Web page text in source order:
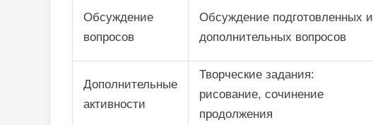
Обсуждение
вопросов
Обсуждение подготовленных и
дополнительных вопросов
Дополнительные
активности
Творческие задания:
рисование, сочинение
продолжения